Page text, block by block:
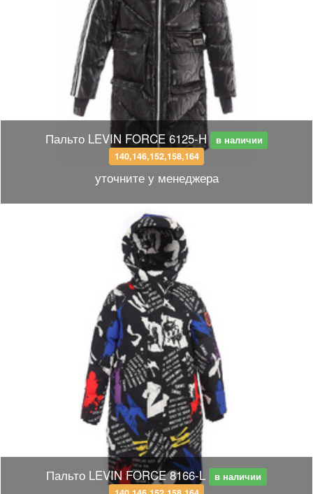
Пальто LEVIN FORCE 6125-H
в наличии
140,146,152,158,164
уточните у менеджера
Пальто LEVIN FORCE 8166-L
в наличии